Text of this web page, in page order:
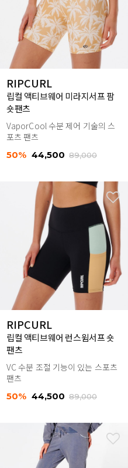
RIPCURL
립컬 액티브웨어 미라지서프 팜
숏팬츠
VaporCool 수분 제어 기술의 스
포츠 팬츠
50% 44,500 89,000
RIPCURL
립컬 액티브웨어 런스윔서프 숏
팬츠
VC 수분 조절 기능이 있는 스포츠
팬츠
50% 44,500 89,000